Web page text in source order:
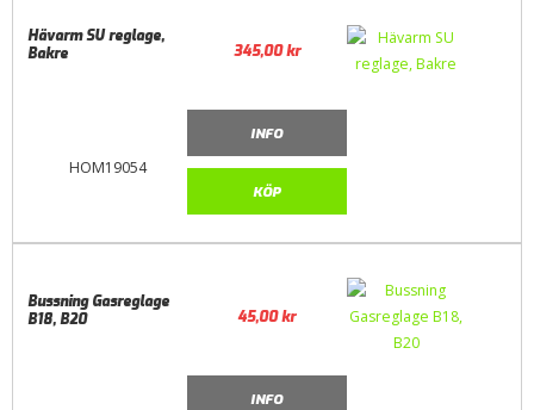
HOM19054
Hävarm SU reglage,
Bakre
345,00kr
INFO
KÖP
Bussning Gasreglage
B18, B20
45,00kr
INFO